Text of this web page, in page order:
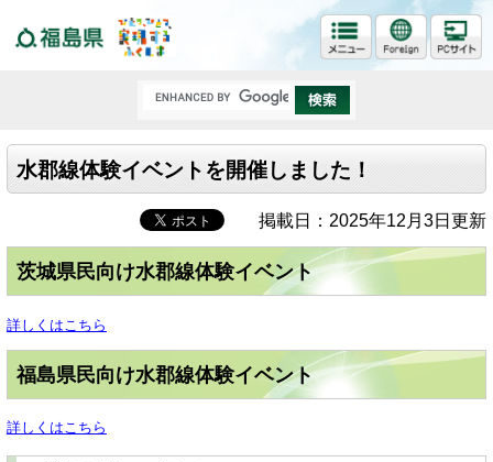
水郡線体験イベントを開催しました！
掲載日：2025年12月3日更新
茨城県民向け水郡線体験イベント
詳しくはこちら
福島県民向け水郡線体験イベント
詳しくはこちら